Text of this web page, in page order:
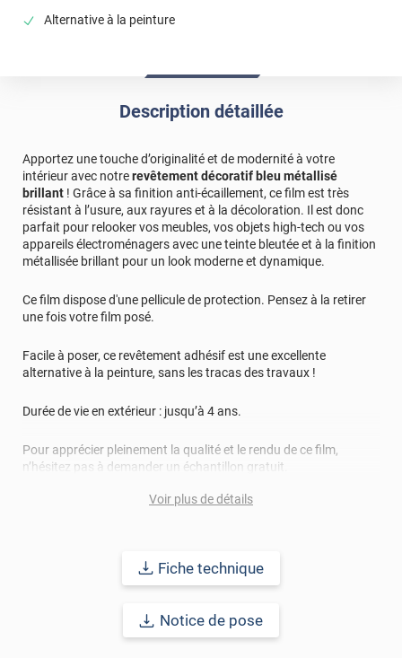
Alternative à la peinture
Description détaillée
Apportez une touche d’originalité et de modernité à votre
intérieur avec notrerevêtement décoratif bleu métallisé
brillant ! Grâce à sa finition anti-écaillement, ce film est très
résistant à l’usure, aux rayures et à la décoloration. Il est donc
parfait pour relooker vos meubles, vos objets high-tech ou vos
appareils électroménagers avec une teinte bleutée et à la finition
métallisée brillant pour un look moderne et dynamique.
Ce film dispose d'une pellicule de protection. Pensez à la retirer
une fois votre film posé.
Facile à poser, ce revêtement adhésif est une excellente
alternative à la peinture, sans les tracas des travaux !
Durée de vie en extérieur : jusqu’à 4 ans.
Pour apprécier pleinement la qualité et le rendu de ce film,
n’hésitez pas à demander un échantillon gratuit.
METAL4608a.
Voir plus de détails
Fiche technique
Notice de pose